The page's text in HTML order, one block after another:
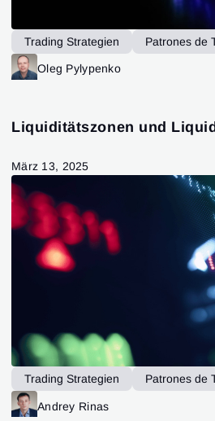
Trading Strategien
Patrones de
ATAS-Funktionalität
Oleg Pylypenko
Liquiditätszonen und
März 13, 2025
Trading Strategien
Patrones de
ATAS-Funktionalität
Andrey Rinas